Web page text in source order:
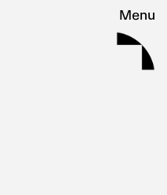
Menu